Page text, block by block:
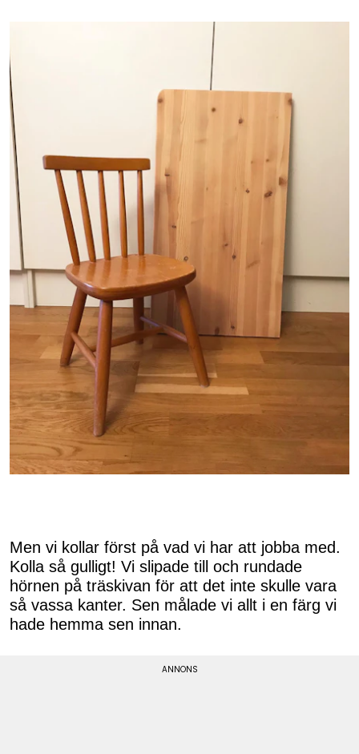
Men vi kollar först på vad vi har att jobba med.
Kolla så gulligt! Vi slipade till och rundade
hörnen på träskivan för att det inte skulle vara
så vassa kanter. Sen målade vi allt i en färg vi
hade hemma sen innan.